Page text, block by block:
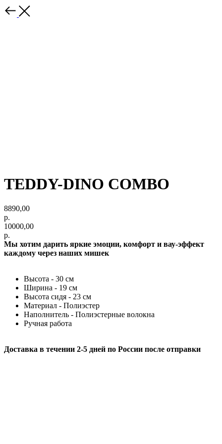
TEDDY-DINO COMBO
8890,00
р.
10000,00
р.
Мы хотим дарить яркие эмоции, комфорт и вау-эффект
каждому через наших мишек
Высота - 30 см
Ширина - 19 см
Высота сидя - 23 см
Материал - Полиэстер
Наполнитель - Полиэстерные волокна
Ручная работа
Доставка в течении 2-5 дней по России после отправки